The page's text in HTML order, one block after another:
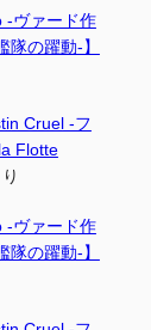
-ヴァード作
の躍動-】
Cruel -フ
Flotte
-ヴァード作
の躍動-】